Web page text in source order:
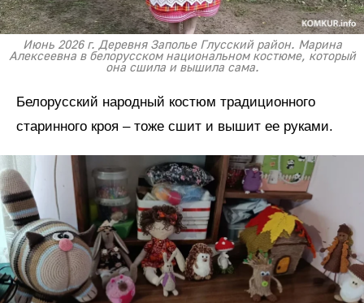
Июнь 2026 г. Деревня Заполье Глусский район. Марина
Алексеевна в белорусском национальном костюме, который
она сшила и вышила сама.
Белорусский народный костюм традиционного
старинного кроя – тоже сшит и вышит ее руками.